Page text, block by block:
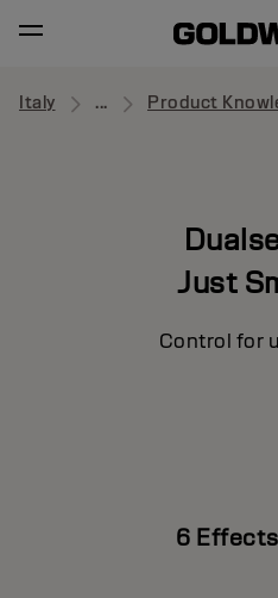
Italy ... Product
Just
Control for
6